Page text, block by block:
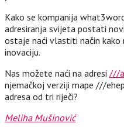
Kako se kompanija
adresiranja svijeta postati
ostaje naći vlastiti način
inovaciju.
Nas možete naći na adresi ///
njemačkoj verziji mape ///
adresa od tri riječi?
Meliha Mušinović